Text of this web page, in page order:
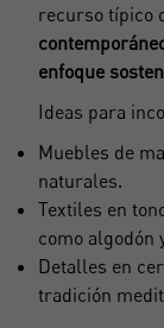
recurso típico
enfoque
Ideas para
Muebles de
naturales.
Textiles en
como algodón
Detalles en
tradición